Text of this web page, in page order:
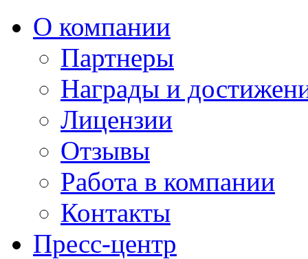
О компании
Партнеры
Награды и
Лицензии
Отзывы
Работа в компании
Контакты
Пресс-центр